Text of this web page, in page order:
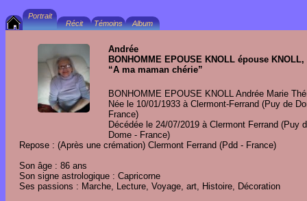
Andrée
BONHOMME EPOUSE KNOLL épouse
“A ma maman chérie”
BONHOMME EPOUSE KNOLL Andrée Marie
Née le 10/01/1933 à Clermont-Ferrand (Puy de
France)
Décédée le 24/07/2019 à Clermont Ferrand (Puy
Dome - France)
Repose : (Après une crémation) Clermont Ferrand (Pdd - France)
Son âge : 86 ans
Son signe astrologique : Capricorne
Ses passions : Marche, Lecture, Voyage, art, Histoire, Décoration